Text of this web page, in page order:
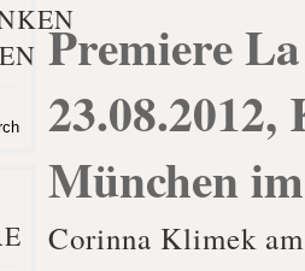
Premiere
München
Corinna Klimek